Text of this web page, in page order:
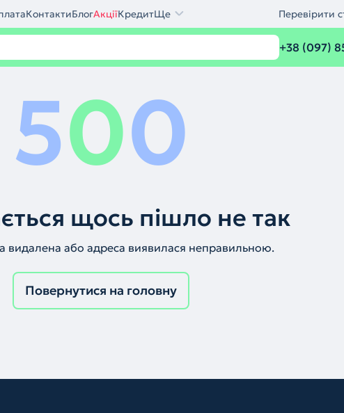
КонтактиБлогАкціїКредитЩе Перевірити
+38 (097)
500
щось пішло не так
видалена або адреса виявилася неправильною.
Повернутися на головну